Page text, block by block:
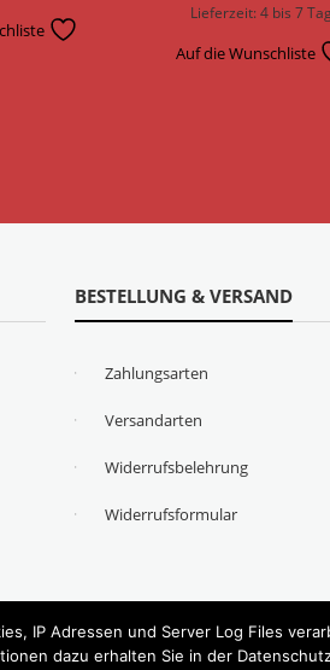
Lieferzeit:4 bis 7
Auf die Wunschliste
BESTELLUNG & VERSAND
Zahlungsarten
Versandarten
Widerrufsbelehrung
Widerrufsformular
IP Adressen und Server Log Files
dazu erhalten Sie in der